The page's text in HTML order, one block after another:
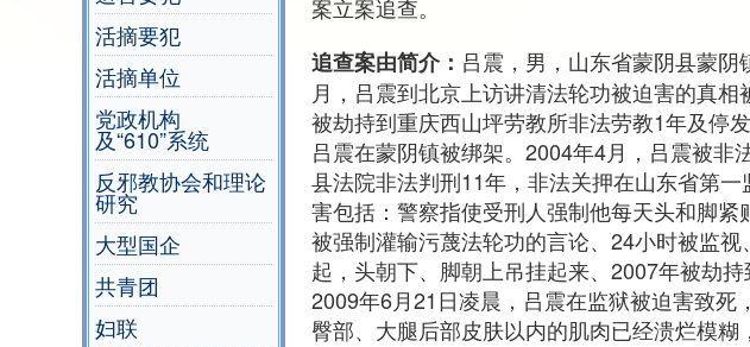
活摘要犯
活摘单位
党政机构
及“610”系统
反邪教协会和理论
研究
大型国企
共青团
妇联
案立案追查。
追查案由简介： 吕震，男，山东省蒙阴县蒙
月，吕震到北京上访讲清法轮功被迫害的真
被劫持到重庆西山坪劳教所非法劳教1年及停
吕震在蒙阴镇被绑架。2004年4月，吕震被非
县法院非法判刑11年，非法关押在山东省第
害包括：警察指使受刑人强制他每天头和脚紧
被强制灌输污蔑法轮功的言论、24小时被监
起，头朝下、脚朝上吊挂起来、2007年被劫持
2009年6月21日凌晨，吕震在监狱被迫害致
臀部、大腿后部皮肤以内的肌肉已经溃烂模糊